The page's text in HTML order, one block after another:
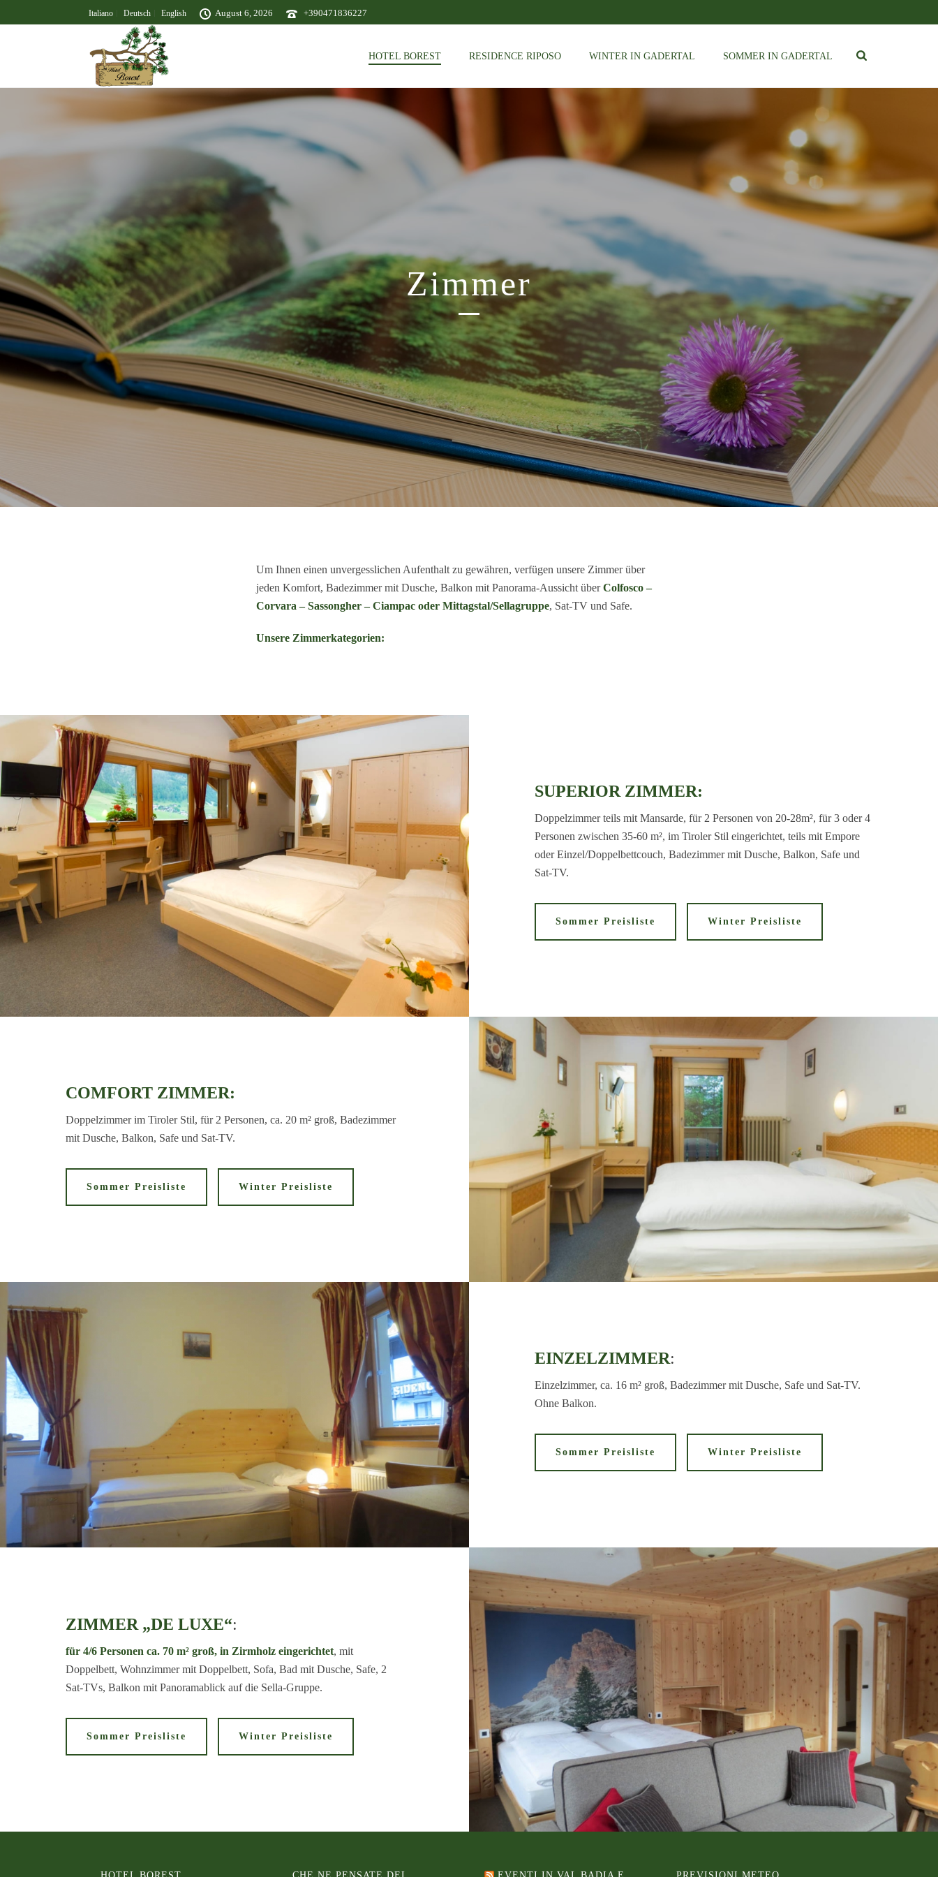
Italiano Deutsch English August 6, 2026 +390471836227
HOTEL BOREST RESIDENCE RIPOSO WINTER IN GADERTAL SOMMER IN GADERTAL
Zimmer
Um Ihnen einen unvergesslichen Aufenthalt zu gewähren, verfügen unsere Zimmer über
jeden Komfort, Badezimmer mit Dusche, Balkon mit Panorama-Aussicht überColfosco –
Corvara – Sassongher – Ciampac oder Mittagstal/Sellagruppe, Sat-TV und Safe.
Unsere Zimmerkategorien:
SUPERIOR ZIMMER:
Doppelzimmer teils mit Mansarde, für 2 Personen von 20-28m², für 3 oder 4
Personen zwischen 35-60 m², im Tiroler Stil eingerichtet, teils mit Empore
oder Einzel/Doppelbettcouch, Badezimmer mit Dusche, Balkon, Safe und
Sat-TV.
Sommer Preisliste Winter Preisliste
COMFORT ZIMMER:
Doppelzimmer im Tiroler Stil, für 2 Personen, ca. 20 m² groß, Badezimmer
mit Dusche, Balkon, Safe und Sat-TV.
Sommer Preisliste Winter Preisliste
EINZELZIMMER:
Einzelzimmer, ca. 16 m² groß, Badezimmer mit Dusche, Safe und Sat-TV.
Ohne Balkon.
Sommer Preisliste Winter Preisliste
ZIMMER „DE LUXE“:
für 4/6 Personen ca. 70 m² groß, in Zirmholz eingerichtet, mit
Doppelbett, Wohnzimmer mit Doppelbett, Sofa, Bad mit Dusche, Safe, 2
Sat-TVs, Balkon mit Panoramablick auf die Sella-Gruppe.
Sommer Preisliste Winter Preisliste